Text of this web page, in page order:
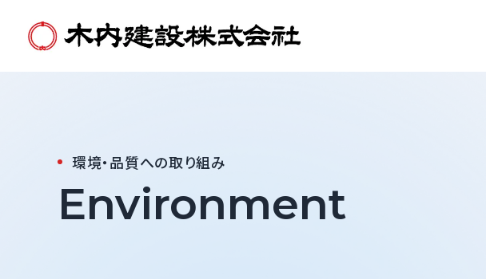
環境・品質への取り組み
Environment